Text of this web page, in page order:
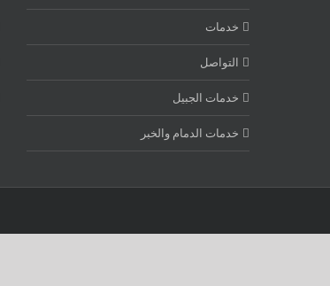
خدمات
التواصل
خدمات الجبيل
خدمات الدمام والخبر